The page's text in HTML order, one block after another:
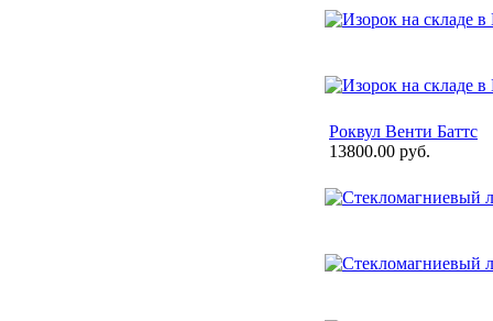
Роквул Венти Баттс
13800.00 руб.